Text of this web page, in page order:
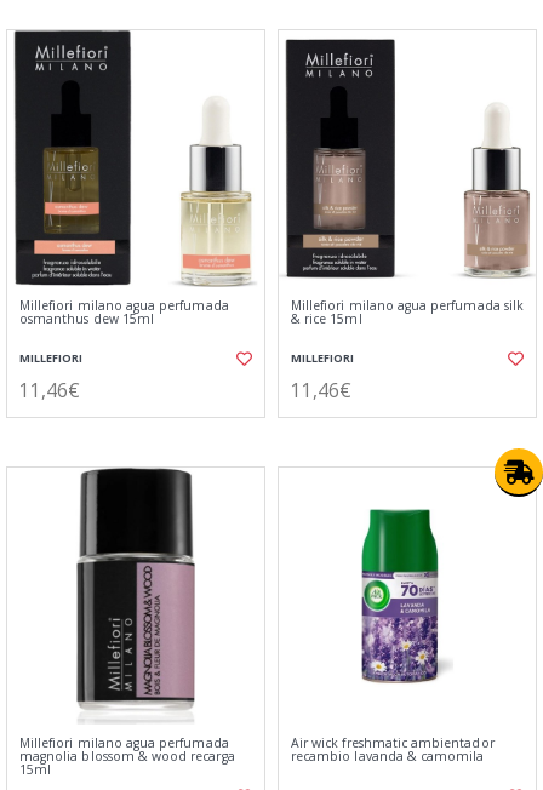
Millefiori milano agua perfumada
osmanthus dew 15ml
MILLEFIORI
11,46€
Millefiori milano agua perfumada silk
& rice 15ml
MILLEFIORI
11,46€
Millefiori milano agua perfumada
magnolia blossom & wood recarga
15ml
Air wick freshmatic ambientador
recambio lavanda & camomila